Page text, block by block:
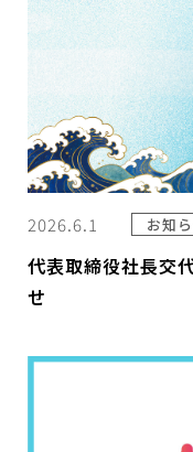
2026.6.1 お知
代表取締役社長交
せ